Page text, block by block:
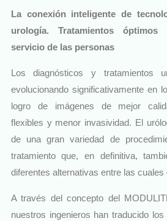
La conexión inteligente de
urología. Tratamientos
servicio de las personas
Los diagnósticos y tratamientos
evolucionando significativamente en
logro de imágenes de mejor
flexibles y menor invasividad. El
de una gran variedad de
tratamiento que, en definitiva,
diferentes alternativas entre las cuales
A través del concepto del
nuestros ingenieros han traducido